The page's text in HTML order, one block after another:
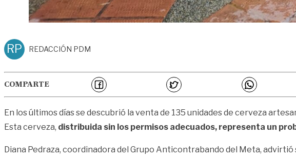
RP REDACCIÓN PDM
COMPARTE
En los últimos días se descubrió la venta de 135 unidades de cerveza
Esta cerveza, distribuida sin los permisos adecuados, representa un
Diana Pedraza, coordinadora del Grupo Anticontrabando del Meta,